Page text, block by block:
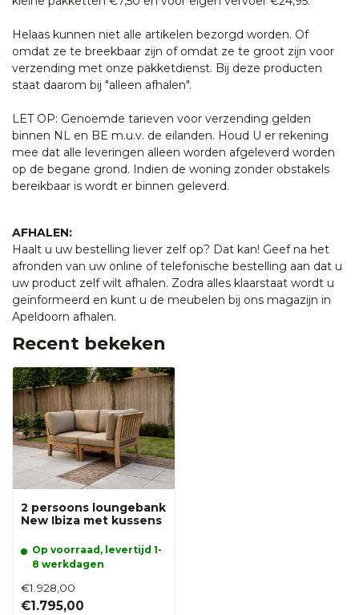
Helaas kunnen niet alle artikelen bezorgd worden. Of
omdat ze te breekbaar zijn of omdat ze te groot zijn voor
verzending met onze pakketdienst. Bij deze producten
staat daarom bij "alleen afhalen".
LET OP: Genoemde tarieven voor verzending gelden
binnen NL en BE m.u.v. de eilanden. Houd U er rekening
mee dat alle leveringen alleen worden afgeleverd worden
op de begane grond. Indien de woning zonder obstakels
bereikbaar is wordt er binnen geleverd.
AFHALEN:
Haalt u uw bestelling liever zelf op? Dat kan! Geef na het
afronden van uw online of telefonische bestelling aan dat u
uw product zelf wilt afhalen. Zodra alles klaarstaat wordt u
geïnformeerd en kunt u de meubelen bij ons magazijn in
Apeldoorn afhalen.
Recent bekeken
2 persoons loungebank
New Ibiza met kussens
Op voorraad, levertijd 1-
8 werkdagen
€1.928,00
€1.795,00